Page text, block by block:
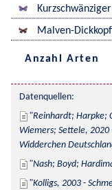
Malven-
Anzahl Arten
Datenquellen:
Reinhardt; Harpke;
Wiemers; Settele,
Widderchen
Nash; Boyd;
Kolligs, 2003 -